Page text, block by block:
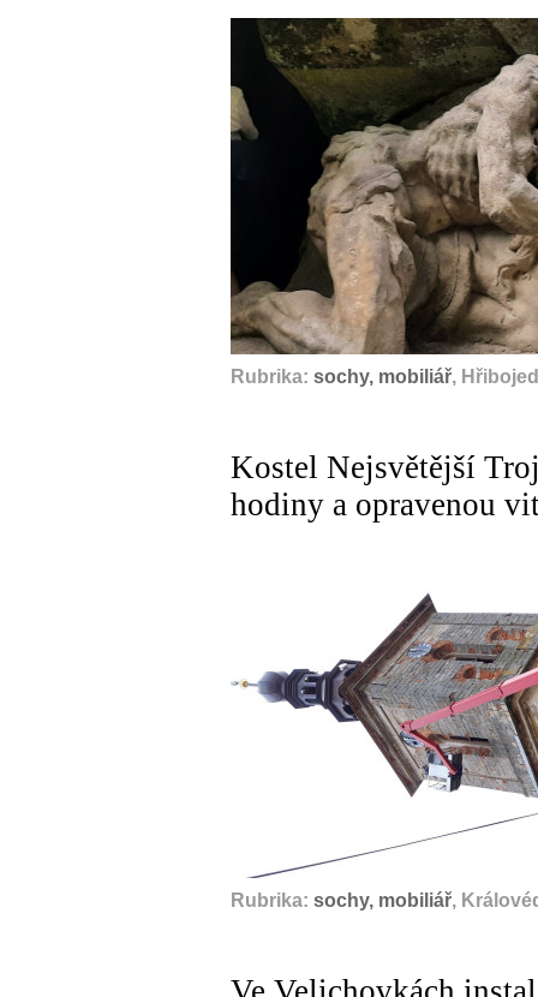
Rubrika: sochy, mobiliář,
Kostel Nejsvětější
hodiny a opravenou
Rubrika: sochy, mobiliář,